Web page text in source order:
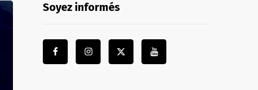
Soyez informés